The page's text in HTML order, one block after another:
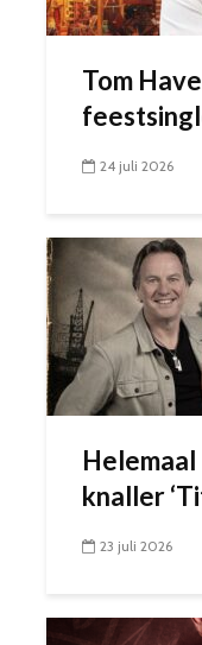
Tom
24 juli 2026
knaller
23 juli 2026